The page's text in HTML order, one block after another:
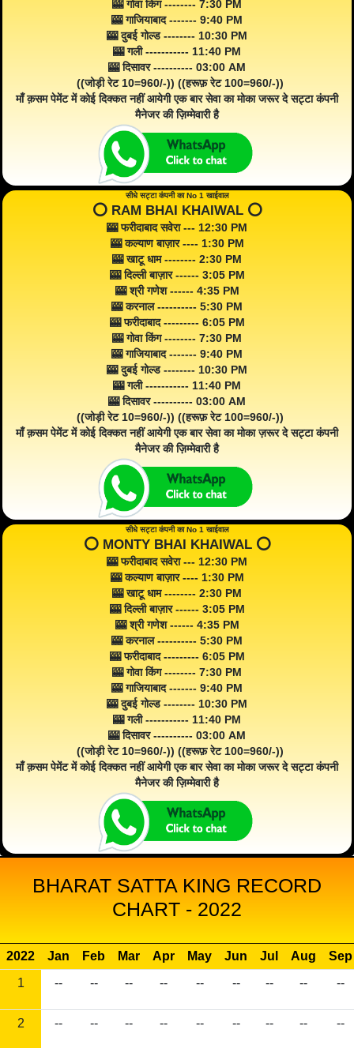
🎰 गोवा किंग -------- 7:30 PM
🎰 गाजियाबाद ------- 9:40 PM
🎰 दुबई गोल्ड -------- 10:30 PM
🎰 गली ----------- 11:40 PM
🎰 दिसावर ---------- 03:00 AM
((जोड़ी रेट 10=960/-)) ((हरूफ़ रेट 100=960/-))
माँ क़सम पेमेंट में कोई दिक्कत नहीं आयेगी एक बार सेवा का मोका जरूर दे सट्टा कंपनी
मैनेजर की ज़िम्मेवारी है
सीधे सट्टा कंपनी का No 1 खाईवाल
⭕️ RAM BHAI KHAIWAL ⭕️
🎰 फरीदाबाद सवेरा --- 12:30 PM
🎰 कल्याण बाज़ार ---- 1:30 PM
🎰 खाटू धाम -------- 2:30 PM
🎰 दिल्ली बाज़ार ------ 3:05 PM
🎰 श्री गणेश ------ 4:35 PM
🎰 करनाल ---------- 5:30 PM
🎰 फरीदाबाद --------- 6:05 PM
🎰 गोवा किंग -------- 7:30 PM
🎰 गाजियाबाद ------- 9:40 PM
🎰 दुबई गोल्ड -------- 10:30 PM
🎰 गली ----------- 11:40 PM
🎰 दिसावर ---------- 03:00 AM
((जोड़ी रेट 10=960/-)) ((हरूफ़ रेट 100=960/-))
माँ क़सम पेमेंट में कोई दिक्कत नहीं आयेगी एक बार सेवा का मोका ज़रूर दे सट्टा कंपनी
मैनेजर की ज़िम्मेवारी है
सीधे सट्टा कंपनी का No 1 खाईवाल
⭕️ MONTY BHAI KHAIWAL ⭕️
🎰 फरीदाबाद सवेरा --- 12:30 PM
🎰 कल्याण बाज़ार ---- 1:30 PM
🎰 खाटू धाम -------- 2:30 PM
🎰 दिल्ली बाज़ार ------ 3:05 PM
🎰 श्री गणेश ------ 4:35 PM
🎰 करनाल ---------- 5:30 PM
🎰 फरीदाबाद --------- 6:05 PM
🎰 गोवा किंग -------- 7:30 PM
🎰 गाजियाबाद ------- 9:40 PM
🎰 दुबई गोल्ड -------- 10:30 PM
🎰 गली ----------- 11:40 PM
🎰 दिसावर ---------- 03:00 AM
((जोड़ी रेट 10=960/-)) ((हरूफ़ रेट 100=960/-))
माँ क़सम पेमेंट में कोई दिक्कत नहीं आयेगी एक बार सेवा का मोका जरूर दे सट्टा कंपनी
मैनेजर की ज़िम्मेवारी है
BHARAT SATTA KING RECORD
CHART - 2022
2022 Jan Feb Mar Apr May Jun Jul Aug
Sep
1
-- -- -- -- -- -- -- -- --
2 -- -- -- -- -- -- -- -- --